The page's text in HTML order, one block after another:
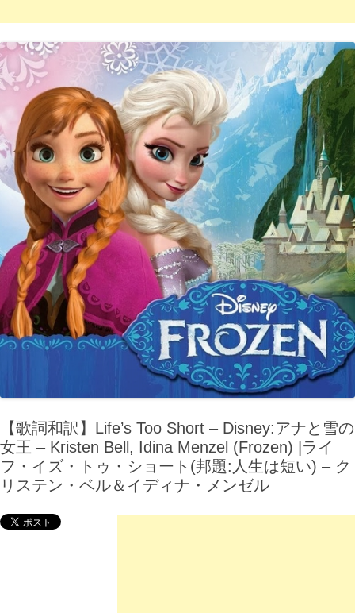
【歌詞和訳】Life’s Too Short – Disney:アナと雪の
女王 – Kristen Bell, Idina Menzel (Frozen) |ライ
フ・イズ・トゥ・ショート(邦題:人生は短い) – ク
リステン・ベル＆イディナ・メンゼル